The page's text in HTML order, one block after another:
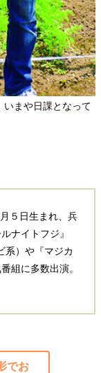
まや日課となって
５日生まれ、兵
ナイトフジ』
系）や『マジカ
組に多数出演。
でお